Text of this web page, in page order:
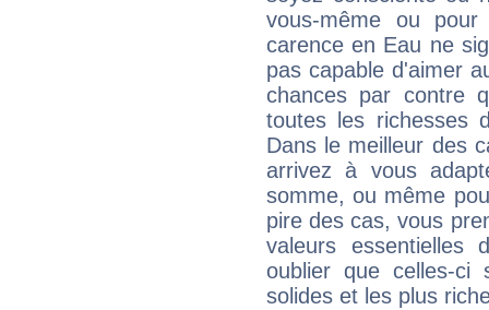
vous-même ou
carence en Eau ne
pas capable d'aimer
chances par contre
toutes les richesses
Dans le meilleur des
arrivez à vous
somme, ou même
pire des cas, vous
valeurs
oublier que celles-
solides et les plus